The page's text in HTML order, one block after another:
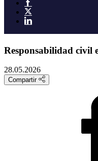
Responsabilidad civil
28.05.2026
Compartir